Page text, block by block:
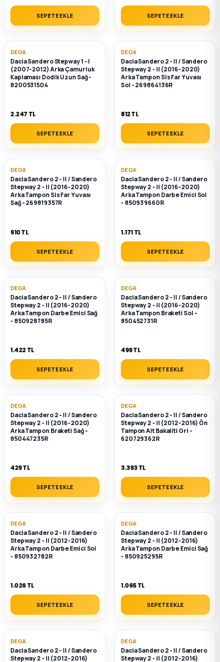
SEPETE EKLE SEPETE EKLE
DEGA
Dacia Sandero Stepway 1 - I
(2007-2012) Arka Çamurluk
Kaplaması Dodik Uzun Sağ -
8200531504
2.247 TL
SEPETE EKLE
DEGA
Dacia Sandero 2 - II / Sandero
Stepway 2 - II (2016-2020)
Arka Tampon Sis Far Yuvası
Sol - 269864136R
812 TL
SEPETE EKLE
DEGA
Dacia Sandero 2 - II / Sandero
Stepway 2 - II (2016-2020)
Arka Tampon Sis Far Yuvası
Sağ - 269819357R
910 TL
SEPETE EKLE
DEGA
Dacia Sandero 2 - II / Sandero
Stepway 2 - II (2016-2020)
Arka Tampon Darbe Emici Sol
- 850939660R
1.171 TL
SEPETE EKLE
DEGA
Dacia Sandero 2 - II / Sandero
Stepway 2 - II (2016-2020)
Arka Tampon Darbe Emici Sağ
- 850928785R
1.422 TL
SEPETE EKLE
DEGA
Dacia Sandero 2 - II / Sandero
Stepway 2 - II (2016-2020)
Arka Tampon Braketi Sol -
850452731R
499 TL
SEPETE EKLE
DEGA
Dacia Sandero 2 - II / Sandero
Stepway 2 - II (2016-2020)
Arka Tampon Braketi Sağ -
850447235R
429 TL
SEPETE EKLE
DEGA
Dacia Sandero 2 - II / Sandero
Stepway 2 - II (2012-2016) Ön
Tampon Alt Bakaliti Gri -
620729362R
3.393 TL
SEPETE EKLE
DEGA
Dacia Sandero 2 - II / Sandero
Stepway 2 - II (2012-2016)
Arka Tampon Darbe Emici Sol
- 850932782R
1.026 TL
SEPETE EKLE
DEGA
Dacia Sandero 2 - II / Sandero
Stepway 2 - II (2012-2016)
Arka Tampon Darbe Emici Sağ
- 850925295R
1.065 TL
SEPETE EKLE
DEGA
Dacia Sandero 2 - II / Sandero
Stepway 2 - II (2012-2016)
DEGA
Dacia Sandero 2 - II / Sandero
Stepway 2 - II (2012-2016)